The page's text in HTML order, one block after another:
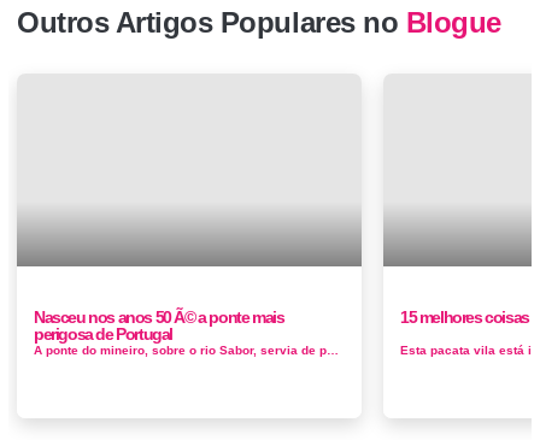
Outros Artigos Populares no Blogue
Nasceu nos anos 50 Ã© a ponte mais
perigosa de Portugal
15 melhores coisas